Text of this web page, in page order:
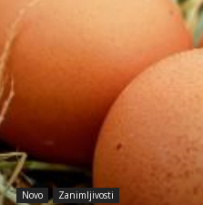
Novo Zanimljivosti